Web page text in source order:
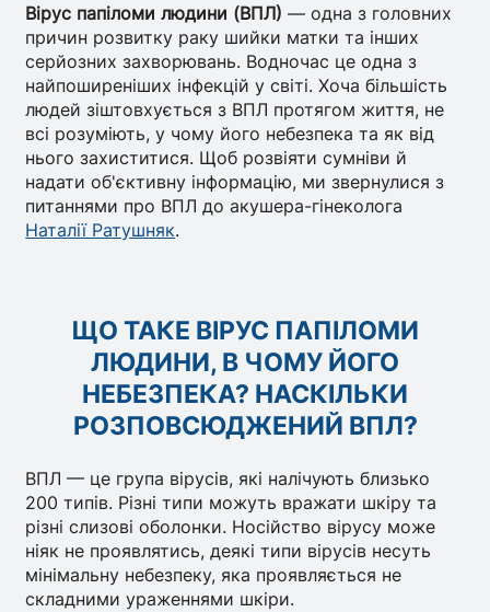
Вірус папіломи людини (ВПЛ) — одна з головних
причин розвитку раку шийки матки та інших
серйозних захворювань. Водночас це одна з
найпоширеніших інфекцій у світі. Хоча більшість
людей зіштовхується з ВПЛ протягом життя, не
всі розуміють, у чому його небезпека та як від
нього захиститися. Щоб розвіяти сумніви й
надати об'єктивну інформацію, ми звернулися з
питаннями про ВПЛ до акушера-гінеколога
Наталії Ратушняк.
ЩО ТАКЕ ВІРУС ПАПІЛОМИ
ЛЮДИНИ, В ЧОМУ ЙОГО
НЕБЕЗПЕКА? НАСКІЛЬКИ
РОЗПОВСЮДЖЕНИЙ ВПЛ?
ВПЛ — це група вірусів, які налічують близько
200 типів. Різні типи можуть вражати шкіру та
різні слизові оболонки. Носійство вірусу може
ніяк не проявлятись, деякі типи вірусів несуть
мінімальну небезпеку, яка проявляється не
складними ураженнями шкіри.